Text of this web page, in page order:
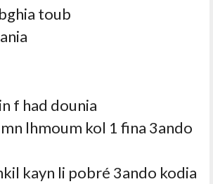
toub
f had dounia
lhmoum kol 1 fina 3ando
kayn li pobré 3ando kodia